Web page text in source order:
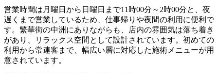
営業時間は月曜日から日曜日まで11時00分～2時00分と、夜
遅くまで営業しているため、仕事帰りや夜間の利用に便利で
す。繁華街の中洲にありながらも、店内の雰囲気は落ち着き
があり、リラックス空間として設計されています。初めての
利用から常連客まで、幅広い層に対応した施術メニューが用
意されています。